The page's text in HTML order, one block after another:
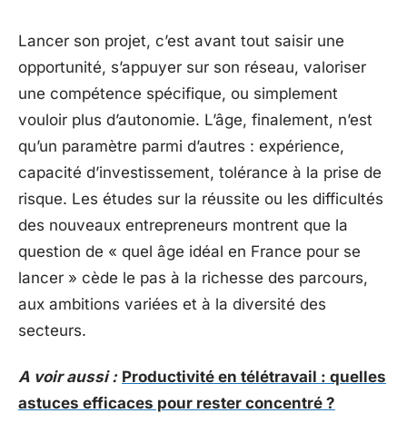
Lancer son projet, c’est avant tout saisir une
opportunité, s’appuyer sur son réseau, valoriser
une compétence spécifique, ou simplement
vouloir plus d’autonomie. L’âge, finalement, n’est
qu’un paramètre parmi d’autres : expérience,
capacité d’investissement, tolérance à la prise de
risque. Les études sur la réussite ou les difficultés
des nouveaux entrepreneurs montrent que la
question de « quel âge idéal en France pour se
lancer » cède le pas à la richesse des parcours,
aux ambitions variées et à la diversité des
secteurs.
A voir aussi : Productivité en télétravail : quelles
astuces efficaces pour rester concentré ?